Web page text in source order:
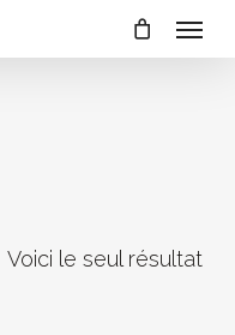
Voici le seul résultat